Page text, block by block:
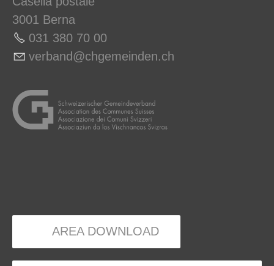
3001 Berna
031 380 70 00
v rb nd chg m nd n ch
AREA DOWNLOAD